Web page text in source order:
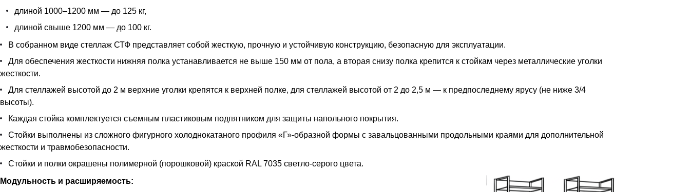
длиной 1000–1200 мм — до 125 кг,
длиной свыше 1200 мм — до 100 кг.
В собранном виде стеллаж СТФ представляет собой жесткую, прочную и устойчивую конструкцию, безопасную для эксплуатации.
Для обеспечения жесткости нижняя полка устанавливается не выше 150 мм от пола, а вторая снизу полка крепится к стойкам через металлические уголки
жесткости.
Для стеллажей высотой до 2 м верхние уголки крепятся к верхней полке, для стеллажей высотой от 2 до 2,5 м — к предпоследнему ярусу (не ниже 3/4
высоты).
Каждая стойка комплектуется съемным пластиковым подпятником для защиты напольного покрытия.
Стойки выполнены из сложного фигурного холоднокатаного профиля «Г»-образной формы с завальцованными продольными краями для дополнительной
жесткости и травмобезопасности.
Стойки и полки окрашены полимерной (порошковой) краской RAL 7035 светло-серого цвета.
Модульность и расширяемость: